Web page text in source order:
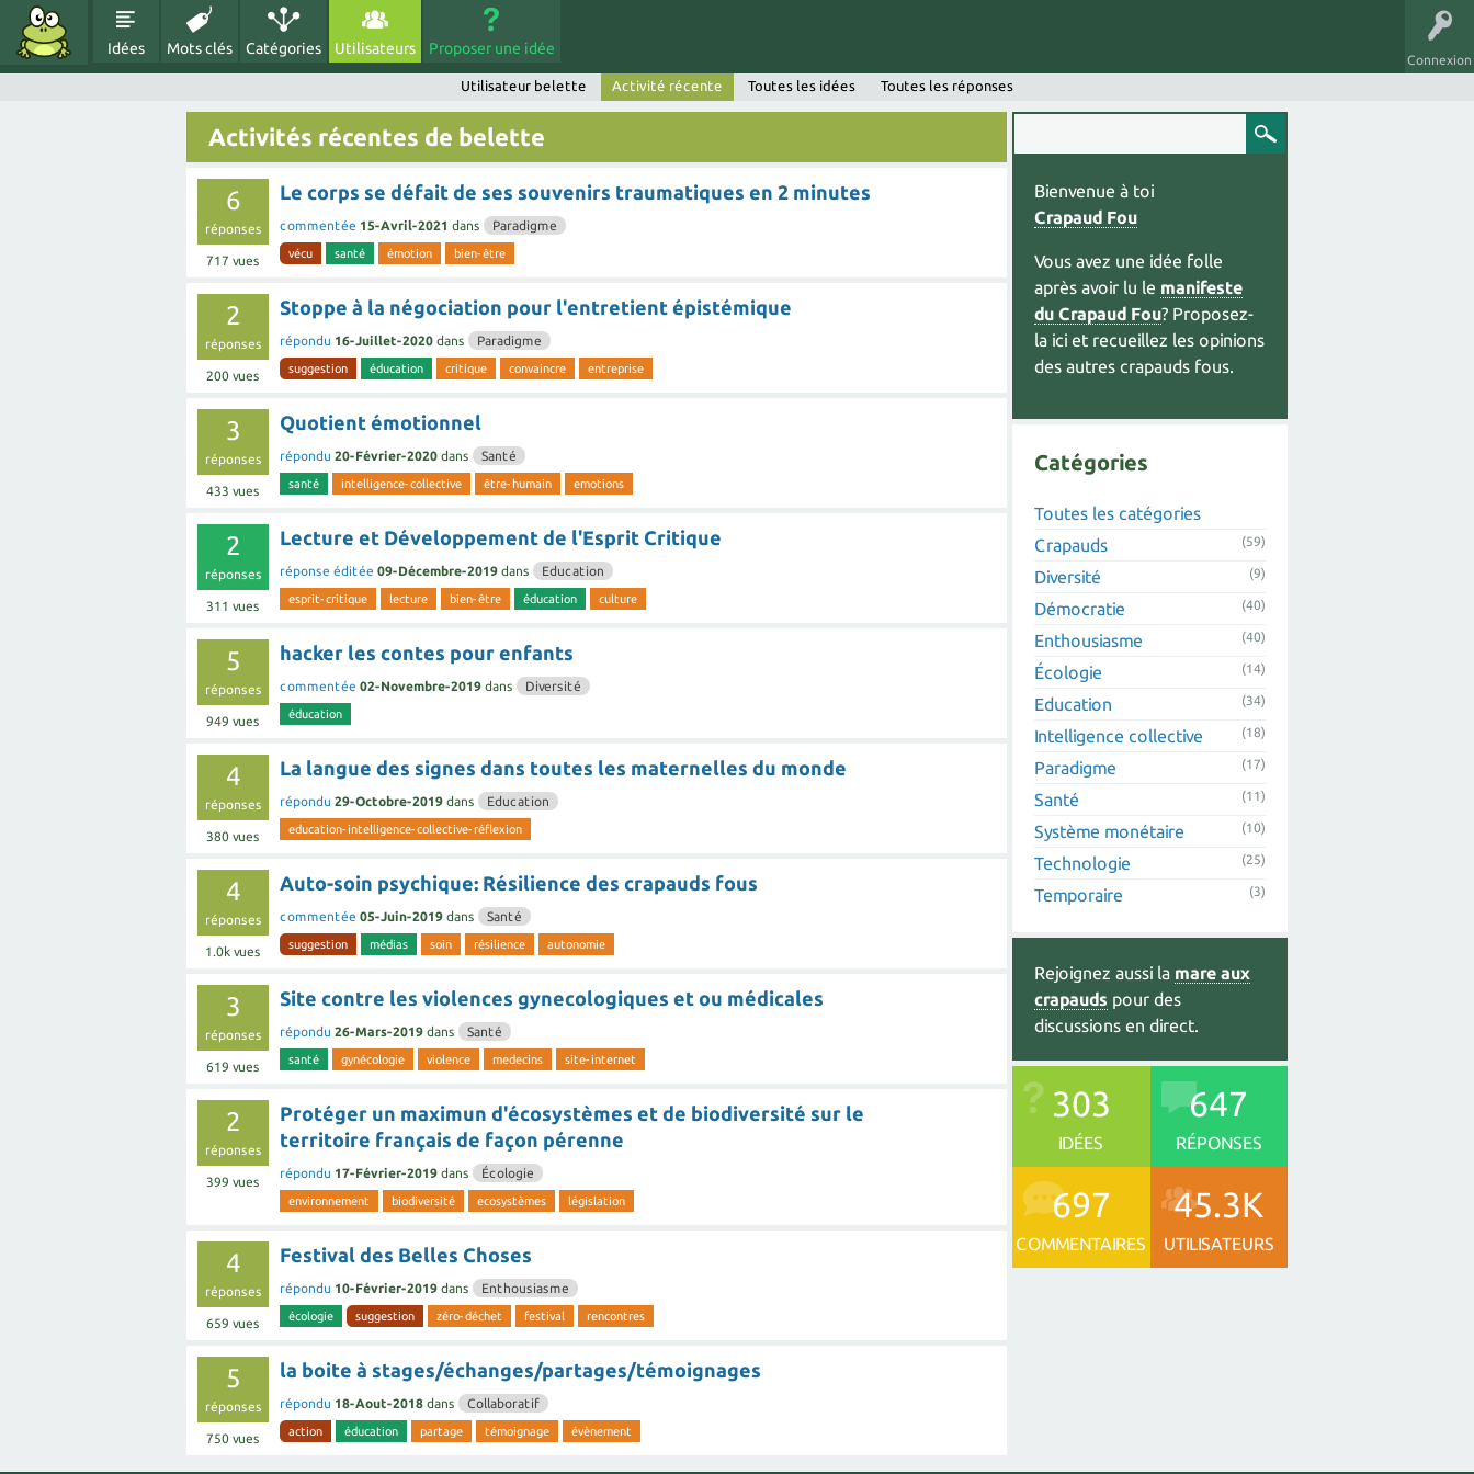
Connexion
Idées Mots clés Catégories Utilisateurs Proposer une idée
Utilisateur belette Activité récente Toutes les idées Toutes les réponses
Activités récentes de belette
6
réponses
717 vues
Le corps se défait de ses souvenirs traumatiques en 2 minutes
commentée 15-Avril-2021 dans Paradigme
vécu santé émotion bien-être
2
réponses
200 vues
Stoppe à la négociation pour l'entretient épistémique
répondu 16-Juillet-2020 dans Paradigme
suggestion éducation critique convaincre entreprise
3
réponses
433 vues
Quotient émotionnel
répondu 20-Février-2020 dans Santé
santé intelligence-collective être-humain emotions
2
réponses
311 vues
Lecture et Développement de l'Esprit Critique
réponse éditée 09-Décembre-2019 dans Education
esprit-critique lecture bien-être éducation culture
5
réponses
949 vues
hacker les contes pour enfants
commentée 02-Novembre-2019 dans Diversité
éducation
4
réponses
380 vues
La langue des signes dans toutes les maternelles du monde
répondu 29-Octobre-2019 dans Education
education-intelligence-collective-réflexion
4
réponses
1.0k vues
Auto-soin psychique: Résilience des crapauds fous
commentée 05-Juin-2019 dans Santé
suggestion médias soin résilience autonomie
3
réponses
619 vues
Site contre les violences gynecologiques et ou médicales
répondu 26-Mars-2019 dans Santé
santé gynécologie violence medecins site-internet
2
réponses
399 vues
Protéger un maximun d'écosystèmes et de biodiversité sur le
territoire français de façon pérenne
répondu 17-Février-2019 dans Écologie
environnement biodiversité ecosystèmes législation
4
réponses
659 vues
Festival des Belles Choses
répondu 10-Février-2019 dans Enthousiasme
écologie suggestion zéro-déchet festival rencontres
5
réponses
750 vues
la boite à stages/échanges/partages/témoignages
répondu 18-Aout-2018 dans Collaboratif
action éducation partage témoignage évènement
Bienvenue à toi
Crapaud Fou
Vous avez une idée folle
après avoir lu le manifeste
du Crapaud Fou? Proposez-
la ici et recueillez les opinions
des autres crapauds fous.
Catégories
Toutes les catégories
Crapauds
(59)
Diversité (9)
Démocratie (40)
Enthousiasme (40)
Écologie (14)
Education (34)
Intelligence collective (18)
Paradigme (17)
Santé (11)
Système monétaire (10)
Technologie (25)
Temporaire (3)
Rejoignez aussi la mare aux
crapauds pour des
discussions en direct.
303
IDÉES
647
RÉPONSES
697
COMMENTAIRES
45.3K
UTILISATEURS